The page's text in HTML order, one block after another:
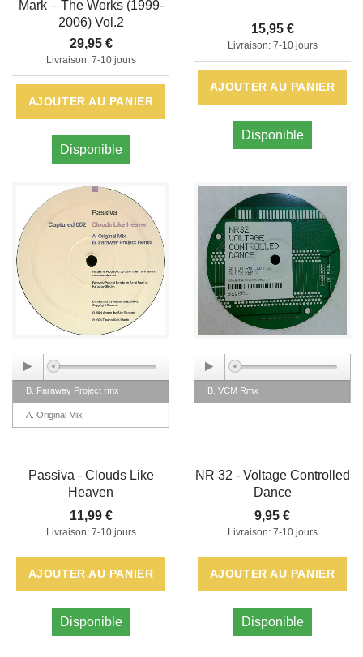
Mark – The Works (1999-
2006) Vol.2
29,95 €
Livraison: 7-10 jours
AJOUTER AU PANIER
Disponible
15,95 €
Livraison: 7-10 jours
AJOUTER AU PANIER
Disponible
B. Faraway Project rmx
A. Original Mix
Passiva - Clouds Like
Heaven
11,99 €
Livraison: 7-10 jours
AJOUTER AU PANIER
Disponible
B. VCM Rmx
NR 32 - Voltage Controlled
Dance
9,95 €
Livraison: 7-10 jours
AJOUTER AU PANIER
Disponible